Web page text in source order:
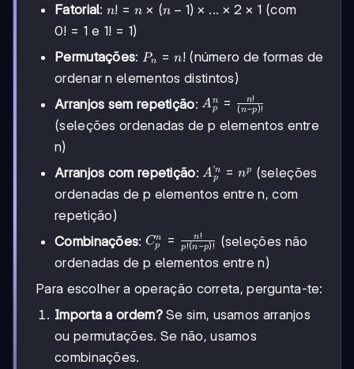
Fatorial:n! = n
\times
(n-1)
\times
...
\times
2
\times
1
n! = n × (n − 1) × ... × 2 × 1 (com
0!
1
0! = 1 e 1!
1
1! = 1)
Permutações: P_n
=
n!
Pn = n!(número de formas de
ordenar n elementos distintos)
Arranjos sem repetição:A^n_p =
\frac{n!}
{(n-p)!}
Ap
n = (n−p)!
n!
(seleções ordenadas de p elementos entre
n)
Arranjos com repetição:A'^n_p
= n^p
Ap
′n = np (seleções
ordenadas de p elementos entre n, com
repetição)
Combinações: C^n_p
\frac{n!}
{p!(n-
Cp
n = p!(n−p)!
n!
(seleções não
ordenadas de p elementos entre n)
Para escolher a operação correta, pergunta-te:
Importa a ordem?Se sim, usamos arranjos
ou permutações. Se não, usamos
combinações.